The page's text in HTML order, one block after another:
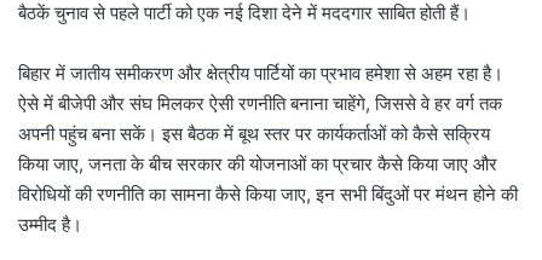
बैठकें चुनाव से पहले पार्टी को एक नई दिशा देने में मददगार साबित होती हैं।
बिहार में जातीय समीकरण और क्षेत्रीय पार्टियों का प्रभाव हमेशा से अहम रहा है।
ऐसे में बीजेपी और संघ मिलकर ऐसी रणनीति बनाना चाहेंगे, जिससे वे हर वर्ग तक
अपनी पहुंच बना सकें। इस बैठक में बूथ स्तर पर कार्यकर्ताओं को कैसे सक्रिय
किया जाए, जनता के बीच सरकार की योजनाओं का प्रचार कैसे किया जाए और
विरोधियों की रणनीति का सामना कैसे किया जाए, इन सभी बिंदुओं पर मंथन होने की
उम्मीद है।